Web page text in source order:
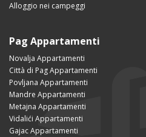
Alloggio nei campeggi
Pag Appartamenti
Novalja Appartamenti
Città di Pag Appartamenti
Povljana Appartamenti
Mandre Appartamenti
Metajna Appartamenti
Vidalići Appartamenti
Gajac Appartamenti